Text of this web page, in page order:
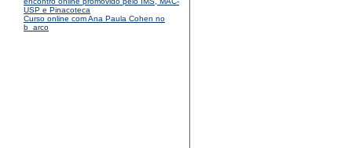
USP e Pinacoteca
Curso online com Ana Paula Cohen no
b_arco